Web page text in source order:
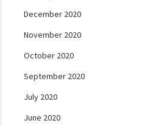
December 2020
November 2020
October 2020
September 2020
July 2020
June 2020